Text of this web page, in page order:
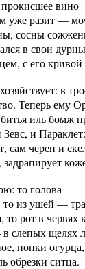
вино
уже разит —
сосны
в свои
с его
в
Теперь ему
иль бомж
и Параклет:
сам череп и
то голова
то из ушей —
то рот в
слепых щелях
попки огурца,
обрезки ситца.